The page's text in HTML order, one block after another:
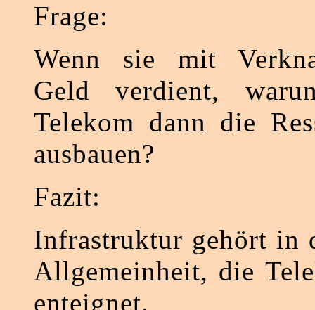
Frage:
Wenn sie mit
Geld verdient,
Telekom dann die
ausbauen?
Fazit:
Infrastruktur gehört in
Allgemeinheit, die
enteignet.